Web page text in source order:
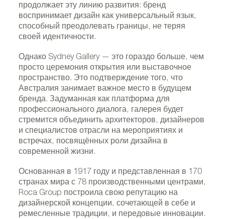
предоставлено Roca Group.
продолжает эту линию развития: бренд
воспринимает дизайн как универсальный язык,
способный преодолевать границы, не теряя
своей идентичности.
Однако Sydney Gallery — это гораздо больше, чем
просто церемония открытия или выставочное
пространство. Это подтверждение того, что
Австралия занимает важное место в будущем
бренда. Задуманная как платформа для
профессионального диалога, галерея будет
стремится объединить архитекторов, дизайнеров
и специалистов отрасли на мероприятиях и
встречах, посвящённых роли дизайна в
современной жизни.
Основанная в 1917 году и представленная в 170
странах мира с 78 производственными центрами,
Roca Group построила свою репутацию на
дизайнерской концепции, сочетающей в себе и
ремесленные традиции, и передовые инновации.